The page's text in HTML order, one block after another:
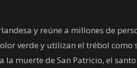
y reúne a millones de
verde y utilizan el trébol como
la muerte de San Patricio, el